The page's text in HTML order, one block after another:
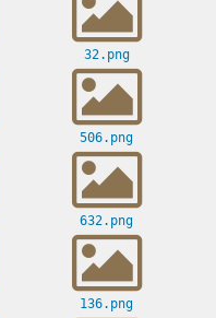
32.png
506.png
632.png
136.png